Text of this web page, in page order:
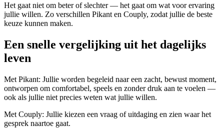
Het gaat niet om beter of slechter — het gaat om wat voor ervaring
jullie willen. Zo verschillen Pikant en Couply, zodat jullie de beste
keuze kunnen maken.
Een snelle vergelijking uit het dagelijks
leven
Met Pikant: Jullie worden begeleid naar een zacht, bewust moment,
ontworpen om comfortabel, speels en zonder druk aan te voelen —
ook als jullie niet precies weten wat jullie willen.
Met Couply: Jullie kiezen een vraag of uitdaging en zien waar het
gesprek naartoe gaat.